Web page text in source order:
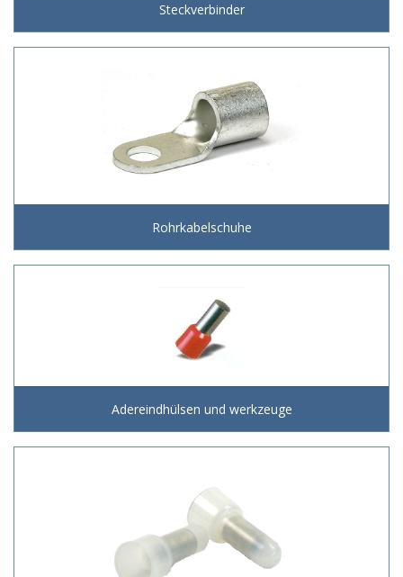
Steckverbinder
Rohrkabelschuhe
Adereindhülsen und werkzeuge